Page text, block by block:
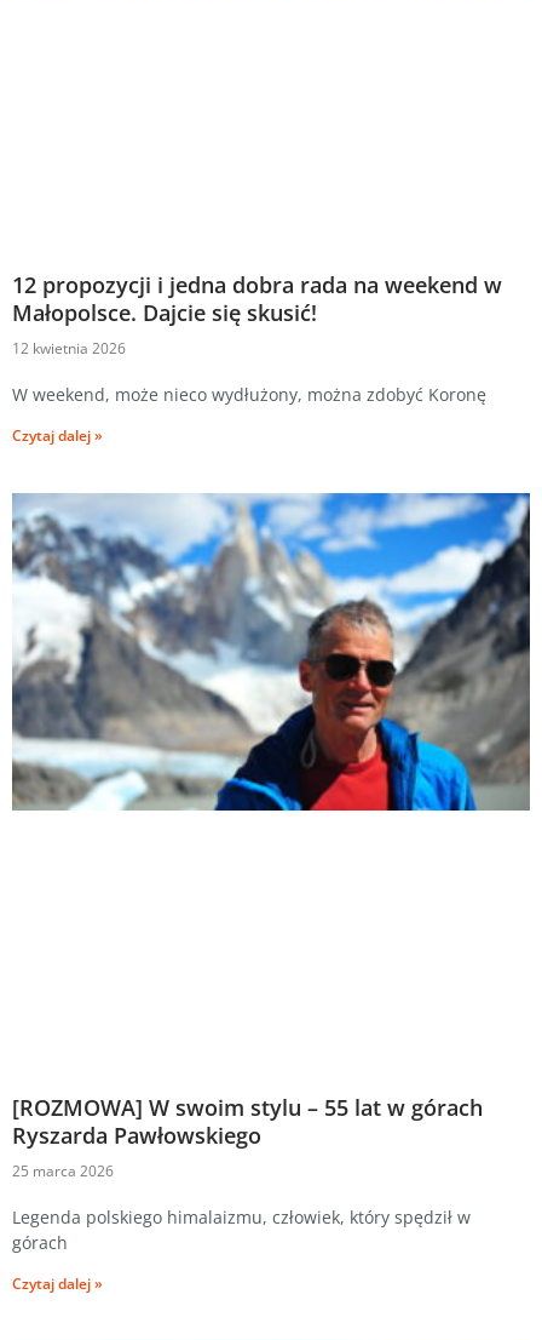
12 propozycji i jedna dobra rada na weekend w
Małopolsce. Dajcie się skusić!
12 kwietnia 2026
W weekend, może nieco wydłużony, można zdobyć Koronę
Czytaj dalej »
[ROZMOWA] W swoim stylu – 55 lat w górach
Ryszarda Pawłowskiego
25 marca 2026
Legenda polskiego himalaizmu, człowiek, który spędził w
górach
Czytaj dalej »